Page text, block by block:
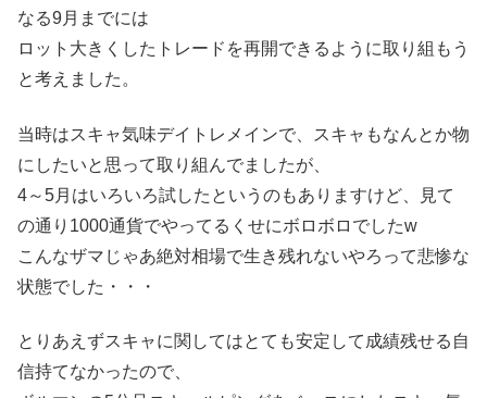
なる9月までには
ロット大きくしたトレードを再開できるように取り組もう
と考えました。
当時はスキャ気味デイトレメインで、スキャもなんとか物
にしたいと思って取り組んでましたが、
4～5月はいろいろ試したというのもありますけど、見て
の通り1000通貨でやってるくせにボロボロでしたw
こんなザマじゃあ絶対相場で生き残れないやろって悲惨な
状態でした・・・
とりあえずスキャに関してはとても安定して成績残せる自
信持てなかったので、